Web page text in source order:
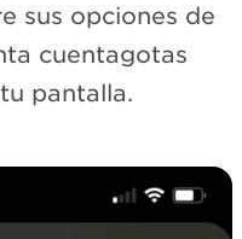
sus opciones de
cuentagotas
pantalla.